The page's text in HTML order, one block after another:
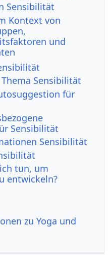
Sensibilität
Kontext von
und
Sensibilität
für
Sensibilität
Sensibilität
tun, um
entwickeln?
zu Yoga und